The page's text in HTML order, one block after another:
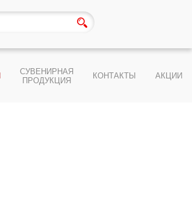
СУВЕНИРНАЯ
ПРОДУКЦИЯ
КОНТАКТЫ АКЦИИ